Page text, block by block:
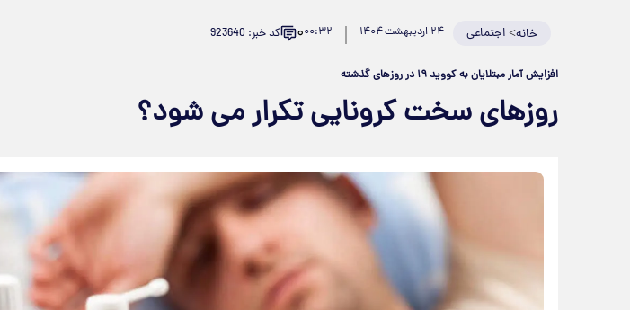
خانه>اجتماعی ۲۴ اردیبهشت ۱۴۰۴ ۰۰:۳۲۰ کد خبر: 923640
افزایش آمار مبتلایان به کووید ۱۹ در روزهای گذشته
روزهای سخت کرونایی تکرار می شود؟